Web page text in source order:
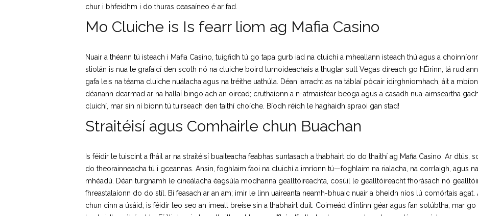
chur i bhfeidhm i do thuras ceasaíneo é ar fad.
Mo Cluiche is Is fearr liom ag Mafia Casino
Nuair a théann tú isteach i Mafia Casino, tuigfidh tú go tapa gurb iad na cluichí a mheallann isteach thú agus a
sliotán is nua le grafaicí den scoth nó na cluiche boird tumoideachais a thugtar sult Vegas díreach go hÉirinn, tá rud
gafa leis na téama cluiche nuálacha agus na tréithe uathúla. Déan iarracht as na táblaí pócair idirghníomhach, áit a
déanann dearmad ar na hallaí bingo ach an oiread; cruthaíonn a n-atmaisféar beoga agus a casadh nua-aimseartha
cluichí, mar sin ní bíonn tú tuirseach den taithí choíche. Bíodh réidh le haghaidh spraoi gan stad!
Straitéisí agus Comhairle chun Buachan
Is féidir le tuiscint a fháil ar na straitéisí buaiteacha feabhas suntasach a thabhairt do do thaithí ag Mafia Casino. Ar
do theorainneacha tú i gceannas. Ansin, foghlaim faoi na cluichí a imríonn tú—foghlaim na rialacha, na corrlaigh, agus
mhéadú. Déan turgnamh le cineálacha éagsúla modhanna gealltóireachta, cosúil le gealltóireacht fhorásach nó
fhreastalaíonn do do stíl. Bí feasach ar an am; imir le linn uaireanta neamh-bhuaic nuair a bheidh níos lú comórtais
chun cinn a úsáid; is féidir leo seo an imeall breise sin a thabhairt duit. Coimeád d’intinn géar agus fan solúbtha, mar